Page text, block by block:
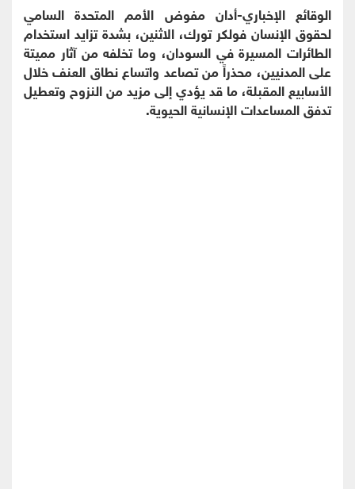
الوقائع الإخباري-أدان مفوض الأمم المتحدة السامي
لحقوق الإنسان فولكر تورك، الاثنين، بشدة تزايد استخدام
الطائرات المسيرة في السودان، وما تخلفه من آثار مميتة
على المدنيين، محذراً من تصاعد واتساع نطاق العنف خلال
الأسابيع المقبلة، ما قد يؤدي إلى مزيد من النزوح وتعطيل
تدفق المساعدات الإنسانية الحيوية.